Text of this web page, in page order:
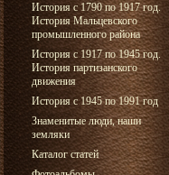
История с 1790 по 1917 год.
История Мальцевского
промышленного района
История с 1917 по 1945 год.
История партизанского
движения
История с 1945 по 1991 год
Знаменитые люди, наши
земляки
Каталог статей